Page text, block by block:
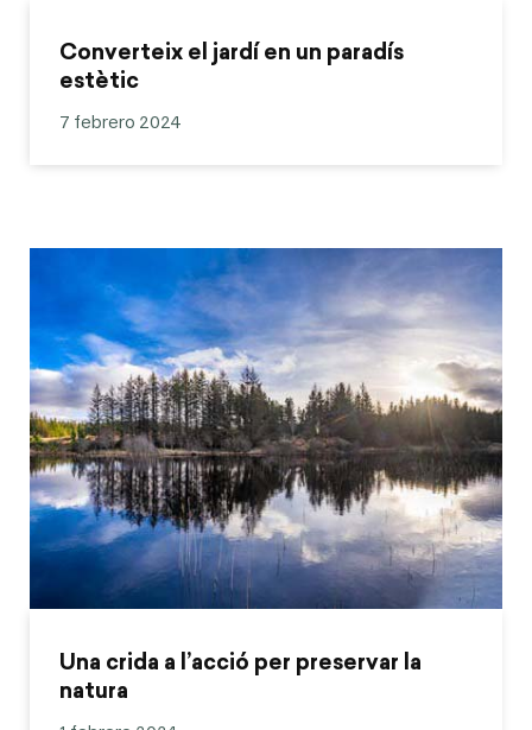
Converteix el jardí en un paradís
estètic
7 febrero 2024
Una crida a l’acció per preservar la
natura